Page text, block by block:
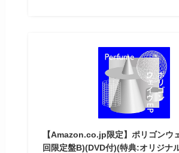
【Amazon.co.jp限定】ポリゴンウ
回限定盤B)(DVD付)(特典:オリジナ